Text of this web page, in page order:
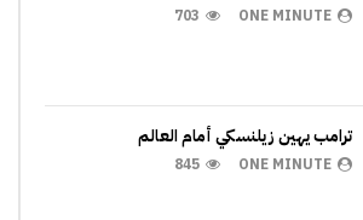
ONE MINUTE
703
ترامب يهين زيلنسكي أمام العالم
ONE MINUTE
845